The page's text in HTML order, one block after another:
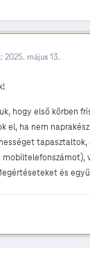
2025. május 13.
hogy első körben
el, ha nem
mobiltelefonszámot),
és